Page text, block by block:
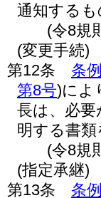
通知する
(令8規
(変更手続)
第12条
条
第8号)によ
長は、必
明する書
(令8規
(指定承継)
第13条
条